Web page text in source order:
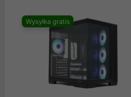
Wysyłka gratis